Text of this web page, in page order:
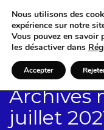
Archives
juillet
Nous utilisons des
expérience sur notre
Vous pouvez en savoir
les désactiver dans
Accepter